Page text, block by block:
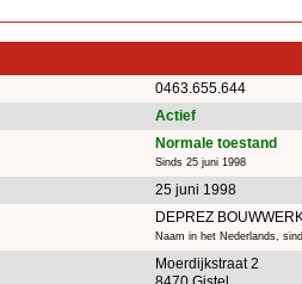
0463.655.644
Actief
Normale toestand
Sinds 25 juni 1998
25 juni 1998
DEPREZ
Naam in het Nederlands,
Moerdijkstraat 2